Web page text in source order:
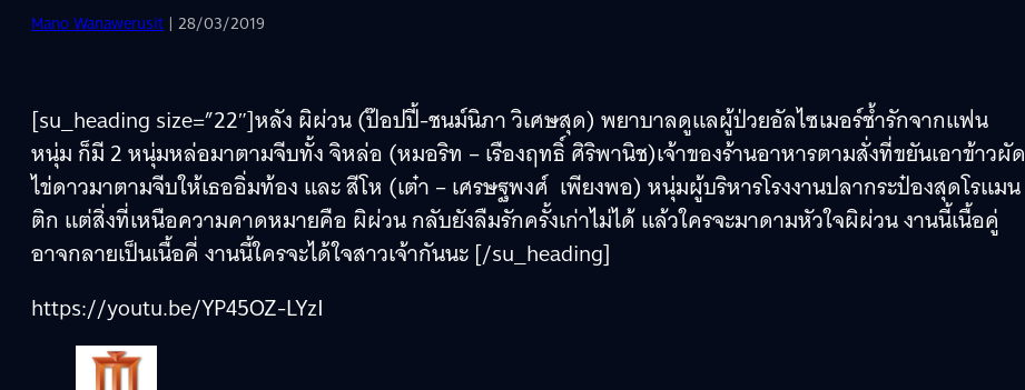
Mano Wanawerusit | 28/03/2019
[su_heading size=”22″]หลัง ผิผ่วน (ป๊อปปี้-ชนม์นิภา วิเศษสุด) พยาบาลดูแลผู้ป่วยอัลไซเมอร์ช้ำรักจากแฟน
หนุ่ม ก็มี 2 หนุ่มหล่อมาตามจีบทั้ง จิหล่อ (หมอริท – เรืองฤทธิ์ ศิริพานิช)เจ้าของร้านอาหารตามสั่งที่ขยันเอาข้าวผัด
ไข่ดาวมาตามจีบให้เธออิ่มท้อง และ สีโห (เต๋า – เศรษฐพงศ์ เพียงพอ) หนุ่มผู้บริหารโรงงานปลากระป๋องสุดโรแมน
ติก แต่สิ่งที่เหนือความคาดหมายคือ ผิผ่วน กลับยังลืมรักครั้งเก่าไม่ได้ แล้วใครจะมาดามหัวใจผิผ่วน งานนี้เนื้อคู่
อาจกลายเป็นเนื้อคี่ งานนี้ใครจะได้ใจสาวเจ้ากันนะ [/su_heading]
https://youtu.be/YP45OZ-LYzI